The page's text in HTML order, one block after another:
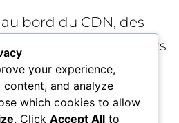
bord du CDN, des
des caches incohérents
lenteur et de
bots. Inspectez les
les sauts,
your experience,
and analyze
which cookies to allow
. Click Accept All to